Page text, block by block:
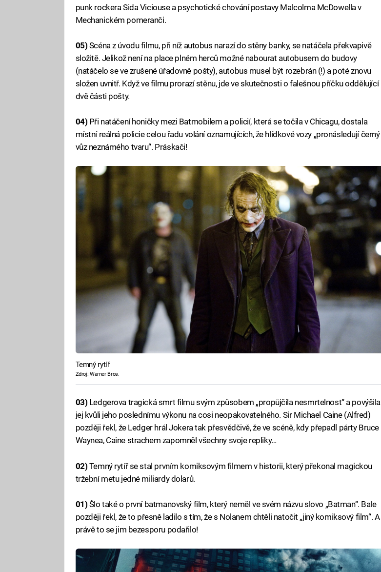
punk rockera Sida Viciouse a psychotické chování postavy Malcolma McDowella v
Mechanickém pomeranči.
05) Scéna z úvodu filmu, při níž autobus narazí do stěny banky, se natáčela překvapivě
složitě. Jelikož není na place plném herců možné nabourat autobusem do budovy
(natáčelo se ve zrušené úřadovně pošty), autobus musel být rozebrán (!) a poté znovu
složen uvnitř. Když ve filmu prorazí stěnu, jde ve skutečnosti o falešnou příčku oddělující
dvě části pošty.
04) Při natáčení honičky mezi Batmobilem a policií, která se točila v Chicagu, dostala
místní reálná policie celou řadu volání oznamujících, že hlídkové vozy „pronásledují černý
vůz neznámého tvaru“. Práskači!
Temný rytíř
Zdroj: Warner Bros.
03) Ledgerova tragická smrt filmu svým způsobem „propůjčila nesmrtelnost“ a povýšila
jej kvůli jeho poslednímu výkonu na cosi neopakovatelného. Sir Michael Caine (Alfred)
později řekl, že Ledger hrál Jokera tak přesvědčivě, že ve scéně, kdy přepadl párty Bruce
Waynea, Caine strachem zapomněl všechny svoje repliky…
02) Temný rytíř se stal prvním komiksovým filmem v historii, který překonal magickou
tržební metu jedné miliardy dolarů.
01) Šlo také o první batmanovský film, který neměl ve svém názvu slovo „Batman“. Bale
později řekl, že to přesně ladilo s tím, že s Nolanem chtěli natočit „jiný komiksový film“. A
právě to se jim bezesporu podařilo!